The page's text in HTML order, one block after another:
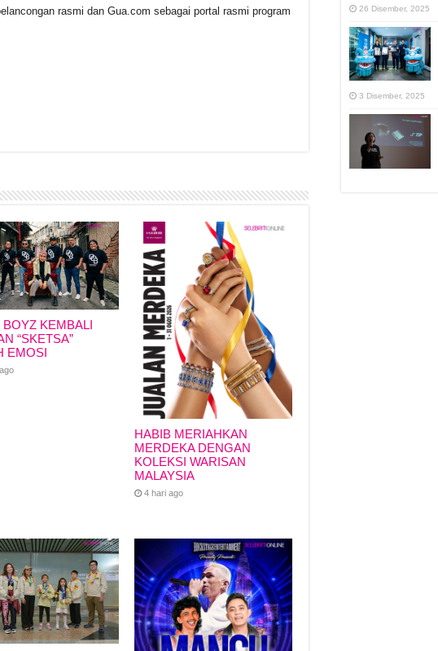
rasmi dan Gua.com sebagai portal rasmi program
BOYZ KEMBALI
“SKETSA”
EMOSI
HABIB MERIAHKAN
MERDEKA DENGAN
KOLEKSI WARISAN
MALAYSIA
4 hari ago
26 Disember, 2025
3 Disember, 2025